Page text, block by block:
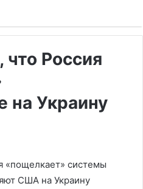
что Россия
на Украину
«пощелкает» системы
США на Украину